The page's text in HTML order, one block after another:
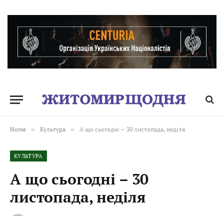
Home » Культура » А що сьогодні – 30 листопада, неділя
КУЛЬТУРА
А що сьогодні – 30
листопада, неділя